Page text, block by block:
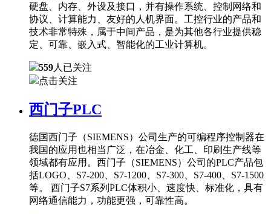
硬盘、内存、外设及接口，并有操作系统、控制网络和
协议、计算能力、友好的人机界面。工控行业的产品和
技术非常特殊，属于中间产品，是为其他各行业提供稳
定、可靠、嵌入式、智能化的工业计算机。
559人已关注
点击关注
西门子PLC
德国西门子（SIEMENS）公司生产的可编程序控制器在
我国的应用也相当广泛，在冶金、化工、印刷生产线等
领域都有应用。西门子（SIEMENS）公司的PLC产品包
括LOGO、S7-200、S7-1200、S7-300、S7-400、S7-1500
等。 西门子S7系列PLC体积小、速度快、标准化，具有
网络通信能力，功能更强，可靠性高。